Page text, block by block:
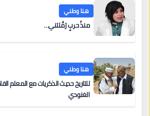
هنا وطني
منذُ حربٍ رَمَّلتني…
هنا وطني
للتاريخ حديث الذكريات مع المعلم
الغنودي